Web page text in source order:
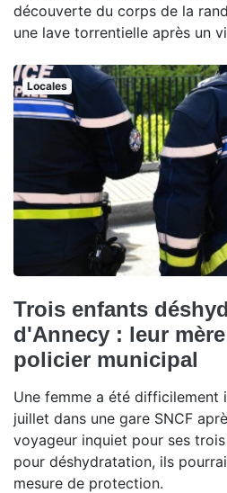
découverte du corps de la
une lave torrentielle après un
Locales
Trois enfants
d'Annecy : leur
policier municipal
Une femme a été difficilement
juillet dans une gare SNCF
voyageur inquiet pour ses
pour déshydratation, ils
mesure de protection.